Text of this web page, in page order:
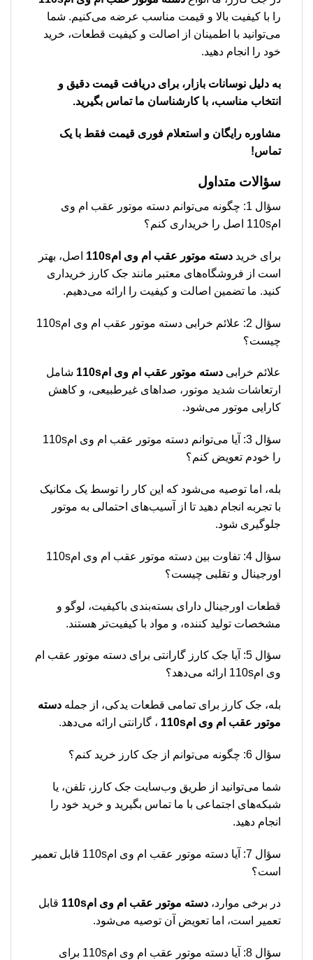
را با کیفیت بالا و قیمت مناسب عرضه می‌کنیم. شما
می‌توانید با اطمینان از اصالت و کیفیت قطعات، خرید
خود را انجام دهید.
به دلیل نوسانات بازار، برای دریافت قیمت دقیق و
انتخاب مناسب، با کارشناسان ما تماس بگیرید.
مشاوره رایگان و استعلام فوری قیمت فقط با یک
تماس!
سؤالات متداول
سؤال 1: چگونه می‌توانم دسته موتور عقب ام وی
ام110s اصل را خریداری کنم؟
برای خرید دسته موتور عقب ام وی ام110s
اصل، بهتر
است از فروشگاه‌های معتبر مانند جک کارز خریداری
کنید. ما تضمین اصالت و کیفیت را ارائه می‌دهیم.
سؤال 2: علائم خرابی دسته موتور عقب ام وی ام110s
چیست؟
علائم خرابی دسته موتور عقب ام وی ام110s
شامل
ارتعاشات شدید موتور، صداهای غیرطبیعی، و کاهش
کارایی موتور می‌شود.
سؤال 3: آیا می‌توانم دسته موتور عقب ام وی ام110s
را خودم تعویض کنم؟
بله، اما توصیه می‌شود که این کار را توسط یک مکانیک
با تجربه انجام دهید تا از آسیب‌های احتمالی به موتور
جلوگیری شود.
سؤال 4: تفاوت بین دسته موتور عقب ام وی ام110s
اورجینال و تقلبی چیست؟
قطعات اورجینال دارای بسته‌بندی باکیفیت، لوگو و
مشخصات تولید کننده، و مواد با کیفیت‌تر هستند.
سؤال 5: آیا جک کارز گارانتی برای دسته موتور عقب ام
وی ام110s ارائه می‌دهد؟
بله، جک کارز برای تمامی قطعات یدکی، از جمله دسته
موتور عقب ام وی ام110s
، گارانتی ارائه می‌دهد.
سؤال 6: چگونه می‌توانم از جک کارز خرید کنم؟
شما می‌توانید از طریق وب‌سایت جک کارز، تلفن، یا
شبکه‌های اجتماعی با ما تماس بگیرید و خرید خود را
انجام دهید.
سؤال 7: آیا دسته موتور عقب ام وی ام110s قابل تعمیر
است؟
در برخی موارد، دسته موتور عقب ام وی ام110s
قابل
تعمیر است، اما تعویض آن توصیه می‌شود.
سؤال 8: آیا دسته موتور عقب ام وی ام110s برای